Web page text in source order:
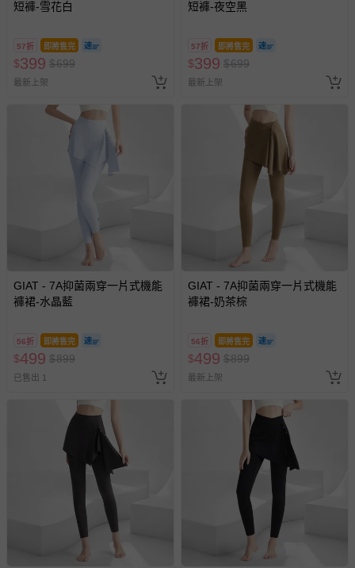
短褲-雪花白
57折 即將售完
$399 $699
最新上架
短褲-夜空黑
57折 即將售完
$399 $699
最新上架
GIAT - 7A抑菌兩穿一片式機能
褲裙-水晶藍
56折 即將售完
$499 $899
已售出 1
GIAT - 7A抑菌兩穿一片式機能
褲裙-奶茶棕
56折 即將售完
$499 $899
最新上架